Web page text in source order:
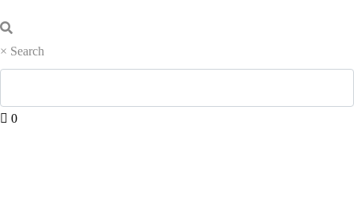
× Search
0